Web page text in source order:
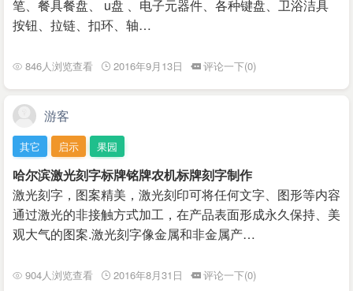
笔、餐具餐盘、 u盘 、电子元器件、各种键盘、卫浴洁具
按钮、拉链、扣环、轴…
846人浏览查看 2016年9月13日 评论一下(0)
游客
其它 启示 果园
哈尔滨激光刻字标牌铭牌农机标牌刻字制作
激光刻字，图案精美，激光刻印可将任何文字、图形等内容
通过激光的非接触方式加工，在产品表面形成永久保持、美
观大气的图案.激光刻字像金属和非金属产…
904人浏览查看 2016年8月31日 评论一下(0)